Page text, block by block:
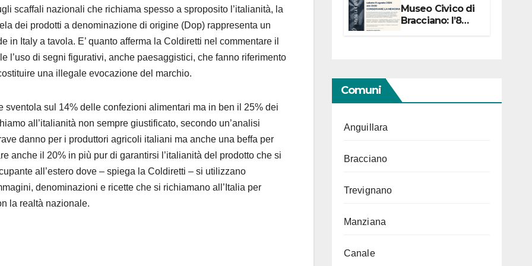
scaffali nazionali che richiama spesso a sproposito l’italianità, la
dei prodotti a denominazione di origine (Dop) rappresenta un
in Italy a tavola. E’ quanto afferma la Coldiretti nel commentare il
l’uso di segni figurativi, anche paesaggistici, che fanno riferimento
una illegale evocazione del marchio.
sul 14% delle confezioni alimentari ma in ben il 25% dei
all’italianità non sempre giustificato, secondo un’analisi
danno per i produttori agricoli italiani ma anche una beffa per
anche il 20% in più pur di garantirsi l’italianità del prodotto che si
all’estero dove – spiega la Coldiretti – si utilizzano
denominazioni e ricette che si richiamano all’Italia per
la realtà nazionale.
Museo Civico di
Bracciano: l’8
Comuni
Anguillara
Bracciano
Trevignano
Manziana
Canale